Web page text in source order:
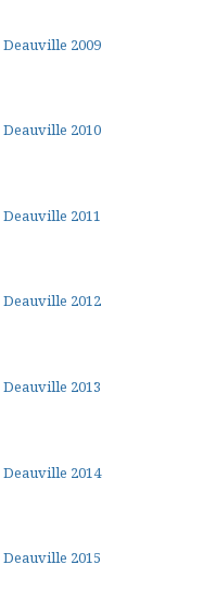
2009
2010
2011
2012
2013
2014
2015